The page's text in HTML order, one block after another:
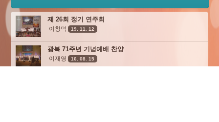
제 26회 정기 연주회
이창덕 19. 11. 12
광복 71주년 기념예배 찬양
이재영 16. 08. 15